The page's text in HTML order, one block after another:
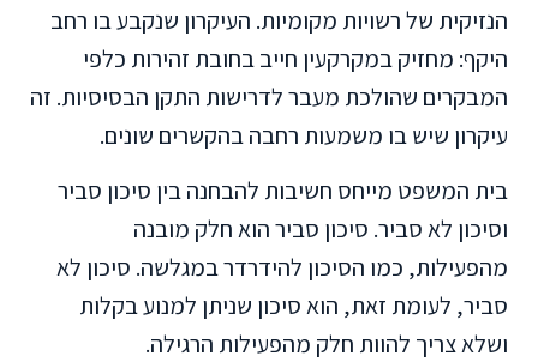
הנזיקית של רשויות מקומיות. העיקרון שנקבע בו רחב
היקף: מחזיק במקרקעין חייב בחובת זהירות כלפי
המבקרים שהולכת מעבר לדרישות התקן הבסיסיות. זה
עיקרון שיש בו משמעות רחבה בהקשרים שונים.
בית המשפט מייחס חשיבות להבחנה בין סיכון סביר
וסיכון לא סביר. סיכון סביר הוא חלק מובנה
מהפעילות, כמו הסיכון להידרדר במגלשה. סיכון לא
סביר, לעומת זאת, הוא סיכון שניתן למנוע בקלות
ושלא צריך להוות חלק מהפעילות הרגילה.